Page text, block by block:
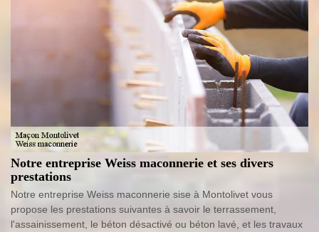
Notre entreprise Weiss maconnerie et ses divers
prestations
Notre entreprise Weiss maconnerie sise à Montolivet vous
propose les prestations suivantes à savoir le terrassement,
l'assainissement, le béton désactivé ou béton lavé, et les travaux